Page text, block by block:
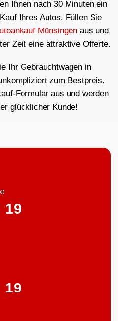
Ihnen nach 30 Minuten ein
Ihres Autos. Füllen Sie
Münsingen aus und
Zeit eine attraktive Offerte.
Ihr Gebrauchtwagen in
zum Bestpreis.
Formular aus und werden
glücklicher Kunde!
19
19